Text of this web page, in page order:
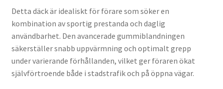
Detta däck är idealiskt för förare som söker en
kombination av sportig prestanda och daglig
användbarhet. Den avancerade gummiblandningen
säkerställer snabb uppvärmning och optimalt grepp
under varierande förhållanden, vilket ger föraren ökat
självförtroende både i stadstrafik och på öppna vägar.